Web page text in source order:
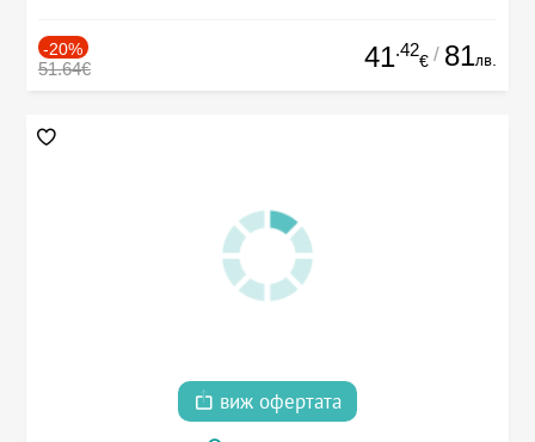
-20%
51.64€ 41.42
€ / 81лв.
виж офертата